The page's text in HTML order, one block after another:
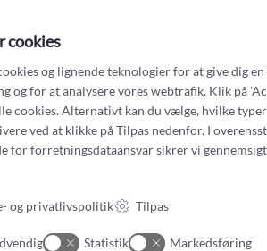
af dagen kan det være en udfordring at
i gaderne omkring butikken, anbefaler vi at
Kvæsthusmolen (tilkørsel for enden af
find appen her
cookies
og lignende teknologier for at give dig
og for at analysere vores webtrafik. Klik på
cookies. Alternativt kan du vælge, hvilke
ved at klikke på Tilpas nedenfor. I
for forretningsdataansvarsikrer vi
og privatlivspolitik Tilpas
Statistik Markedsføring